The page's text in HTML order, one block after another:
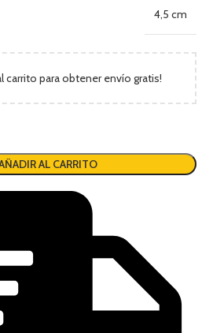
4,5 cm
carrito para obtener envío gratis!
AL CARRITO